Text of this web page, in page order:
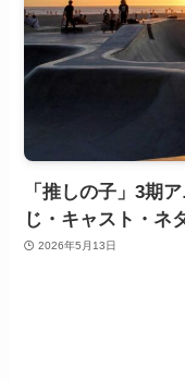
「推しの子」3期
じ・キャスト・ネ
2026年5月13日